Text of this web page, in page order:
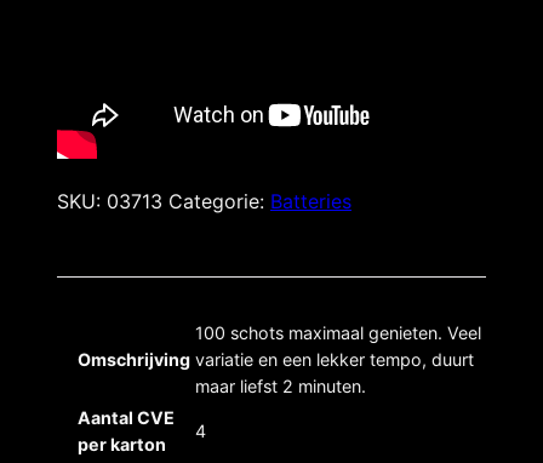
SKU: 03713 Categorie: Batteries
Omschrijving
100 schots maximaal genieten. Veel
variatie en een lekker tempo, duurt
maar liefst 2 minuten.
Aantal CVE
per karton
4